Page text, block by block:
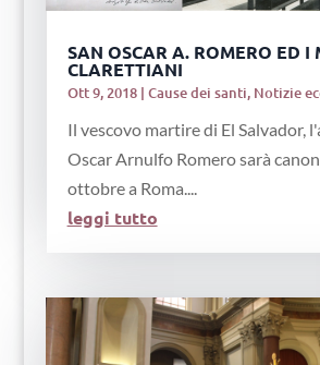
SAN OSCAR A. ROMERO ED I
CLARETTIANI
Ott 9, 2018| Cause dei santi, Notizie
Il vescovo martire di El Salvador,
Oscar Arnulfo Romero sarà
ottobre a Roma....
leggi tutto